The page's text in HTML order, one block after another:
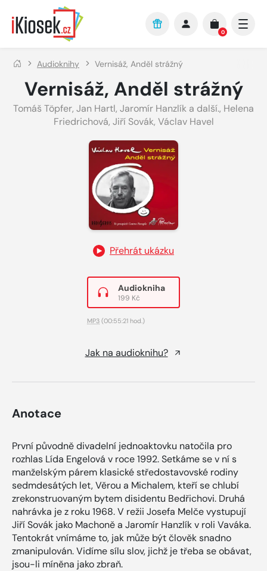
Přejít na hlavní obsah
0
Audioknihy Vernisáž, Anděl strážný
Vernisáž, Anděl strážný
Tomáš Töpfer, Jan Hartl, Jaromír Hanzlík a další., Helena
Friedrichová, Jiří Sovák, Václav Havel
Přehrát ukázku
Audiokniha
199 Kč
MP3 (00:55:21 hod.)
Jak na audioknihu?
Anotace
První původně divadelní jednoaktovku natočila pro
rozhlas Lída Engelová v roce 1992. Setkáme se v ní s
manželským párem klasické středostavovské rodiny
sedmdesátých let, Věrou a Michalem, kteří se chlubí
zrekonstruovaným bytem disidentu Bedřichovi. Druhá
nahrávka je z roku 1968. V režii Josefa Melče vystupují
Jiří Sovák jako Machoně a Jaromír Hanzlík v roli Vaváka.
Tentokrát vnímáme to, jak může být člověk snadno
zmanipulován. Vidíme sílu slov, jichž je třeba se obávat,
jsou-li míněna jako zbraň.